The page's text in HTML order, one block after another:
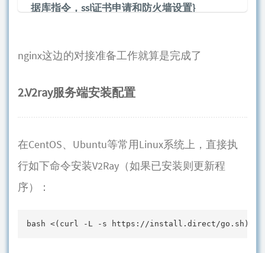
据库指令，ssl证书申请和防火墙设置}
目前6部分，这是第四节点此参看下一节：SSL证...
nginx这边的对接准备工作就算是完成了
2.V2ray服务端安装配置
在CentOS、Ubuntu等常用Linux系统上，直接执
行如下命令安装V2Ray（如果已安装则更新程
序）：
bash <(curl -L -s https://install.direct/go.sh)